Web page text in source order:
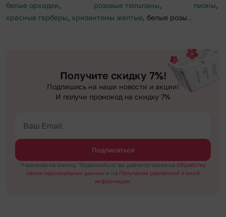
белые орхидеи, розовые тюльпаны, пионы,
красные герберы, хризантемы желтые, белые розы .
Получите скидку 7%!
Подпишись на наши новости и акции!
И получи промокод на скидку 7%
Подписаться
*Нажимая на кнопку "Подписаться" вы даёте согласие на Обработку
своих персональных данных и на Получение рекламной и иной
информации.